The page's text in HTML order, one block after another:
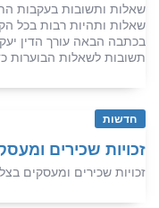
שאלות ותשובות בעקבות
שאלות ותהיות רבות בכל
בכתבה הבאה עורך הדין
תשובות לשאלות הבוערות
חדשות
זכויות שכירים
זכויות שכירים ומעסקים